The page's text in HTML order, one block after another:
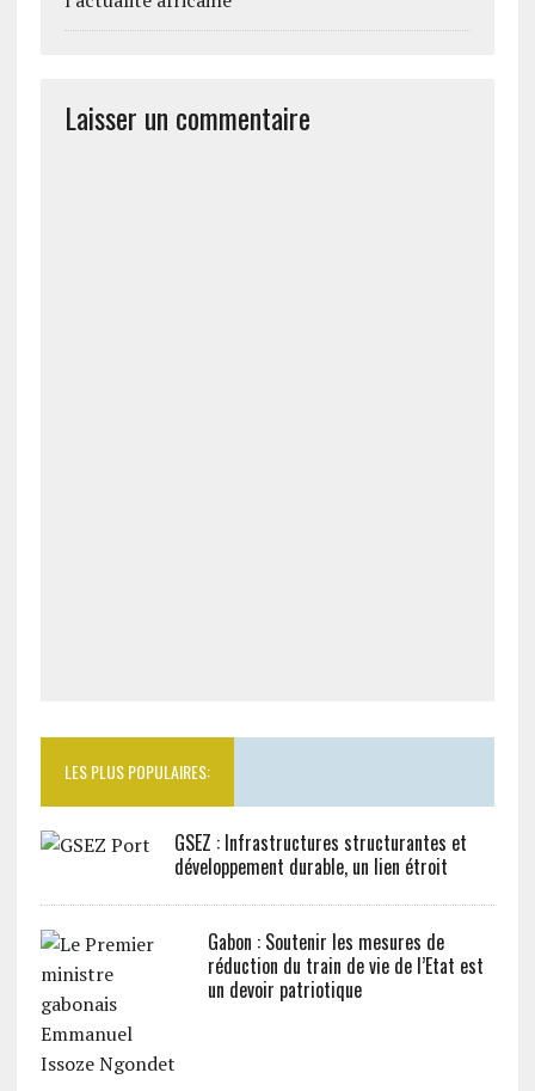
Laisser un commentaire
LES PLUS POPULAIRES:
GSEZ : Infrastructures structurantes et
développement durable, un lien étroit
Gabon : Soutenir les mesures de
réduction du train de vie de l’Etat est
un devoir patriotique